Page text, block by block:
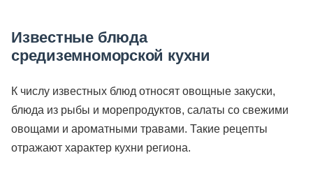
Известные блюда
средиземноморской кухни
К числу известных блюд относят овощные закуски,
блюда из рыбы и морепродуктов, салаты со свежими
овощами и ароматными травами. Такие рецепты
отражают характер кухни региона.